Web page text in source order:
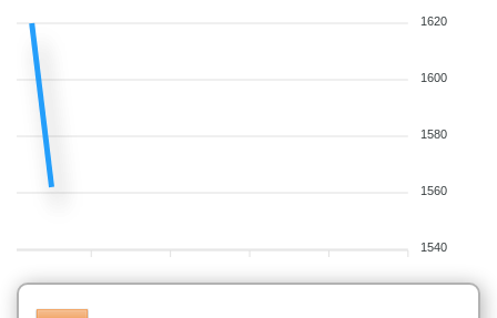
1620
1600
1580
1560
1540